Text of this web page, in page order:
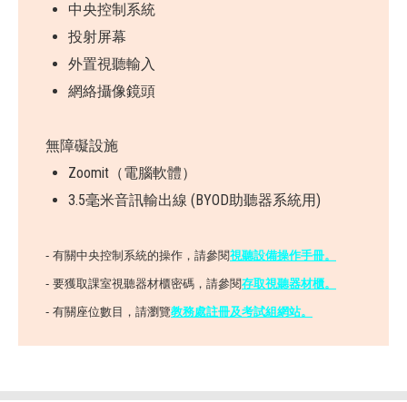
中央控制系統
投射屏幕
外置視聽輸入
網絡攝像鏡頭
無障礙設施
Zoomit（電腦軟體）
3.5毫米音訊輸出線 (BYOD助聽器系統用)
- 有關中央控制系統的操作，請參閱視聽設備操作手冊。
- 要獲取課室視聽器材櫃密碼，請參閱存取視聽器材櫃。
- 有關座位數目，請瀏覽教務處註冊及考試組網站。